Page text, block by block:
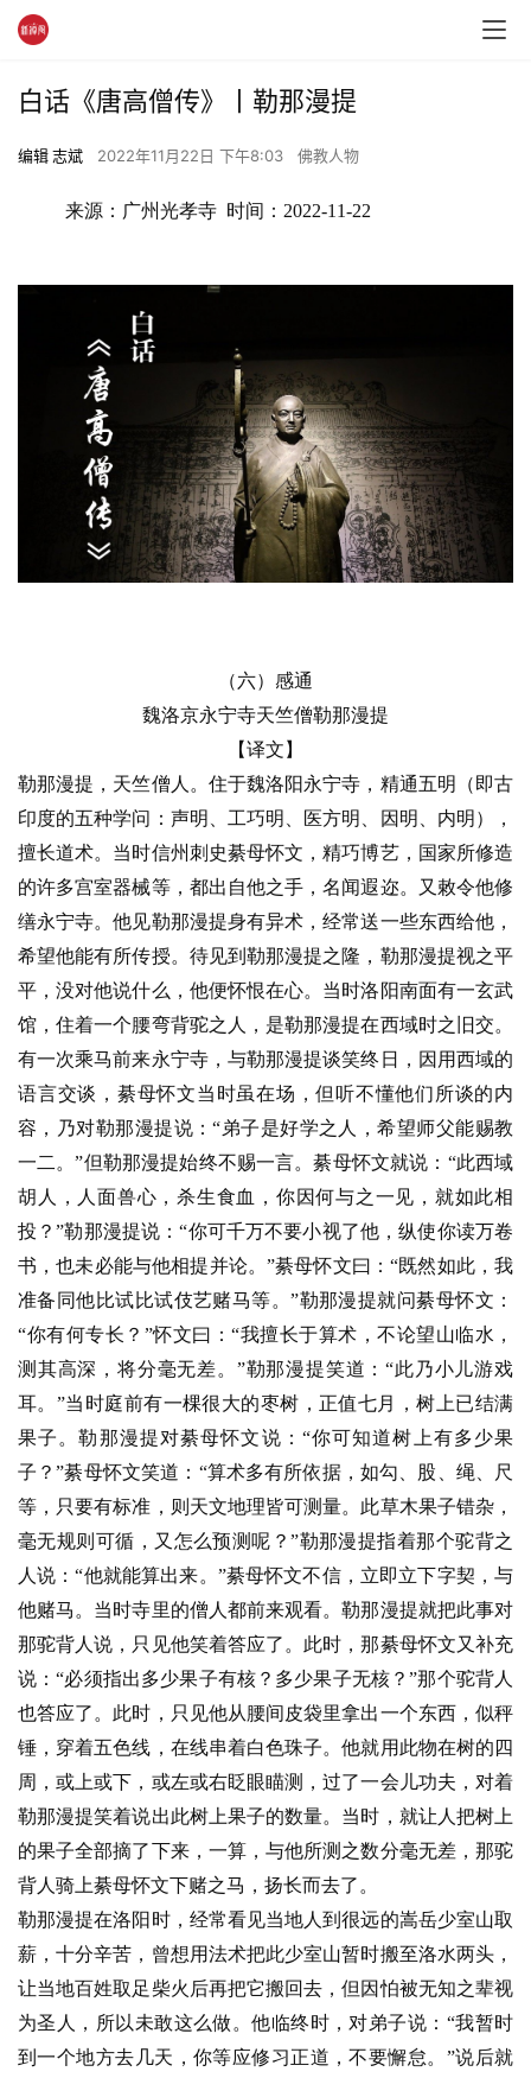
白话《唐高僧传》丨勒那漫提
编辑 志斌 2022年11月22日 下午8:03 佛教人物
来源：广州光孝寺  时间：2022-11-22
（六）感通
魏洛京永宁寺天竺僧勒那漫提
【译文】
勒那漫提，天竺僧人。住于魏洛阳永宁寺，精通五明（即古
印度的五种学问：声明、工巧明、医方明、因明、内明），
擅长道术。当时信州刺史綦母怀文，精巧博艺，国家所修造
的许多宫室器械等，都出自他之手，名闻遐迩。又敕令他修
缮永宁寺。他见勒那漫提身有异术，经常送一些东西给他，
希望他能有所传授。待见到勒那漫提之隆，勒那漫提视之平
平，没对他说什么，他便怀恨在心。当时洛阳南面有一玄武
馆，住着一个腰弯背驼之人，是勒那漫提在西域时之旧交。
有一次乘马前来永宁寺，与勒那漫提谈笑终日，因用西域的
语言交谈，綦母怀文当时虽在场，但听不懂他们所谈的内
容，乃对勒那漫提说：“弟子是好学之人，希望师父能赐教
一二。”但勒那漫提始终不赐一言。綦母怀文就说：“此西域
胡人，人面兽心，杀生食血，你因何与之一见，就如此相
投？”勒那漫提说：“你可千万不要小视了他，纵使你读万卷
书，也未必能与他相提并论。”綦母怀文曰：“既然如此，我
准备同他比试比试伎艺赌马等。”勒那漫提就问綦母怀文：
“你有何专长？”怀文曰：“我擅长于算术，不论望山临水，
测其高深，将分毫无差。”勒那漫提笑道：“此乃小儿游戏
耳。”当时庭前有一棵很大的枣树，正值七月，树上已结满
果子。勒那漫提对綦母怀文说：“你可知道树上有多少果
子？”綦母怀文笑道：“算术多有所依据，如勾、股、绳、尺
等，只要有标准，则天文地理皆可测量。此草木果子错杂，
毫无规则可循，又怎么预测呢？”勒那漫提指着那个驼背之
人说：“他就能算出来。”綦母怀文不信，立即立下字契，与
他赌马。当时寺里的僧人都前来观看。勒那漫提就把此事对
那驼背人说，只见他笑着答应了。此时，那綦母怀文又补充
说：“必须指出多少果子有核？多少果子无核？”那个驼背人
也答应了。此时，只见他从腰间皮袋里拿出一个东西，似秤
锤，穿着五色线，在线串着白色珠子。他就用此物在树的四
周，或上或下，或左或右眨眼瞄测，过了一会儿功夫，对着
勒那漫提笑着说出此树上果子的数量。当时，就让人把树上
的果子全部摘了下来，一算，与他所测之数分毫无差，那驼
背人骑上綦母怀文下赌之马，扬长而去了。
勒那漫提在洛阳时，经常看见当地人到很远的嵩岳少室山取
薪，十分辛苦，曾想用法术把此少室山暂时搬至洛水两头，
让当地百姓取足柴火后再把它搬回去，但因怕被无知之辈视
为圣人，所以未敢这么做。他临终时，对弟子说：“我暂时
到一个地方去几天，你等应修习正道，不要懈怠。”说后就